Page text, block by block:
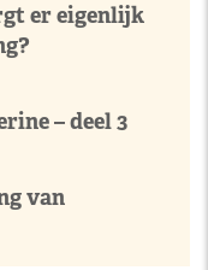
er eigenlijk
– deel 3
van